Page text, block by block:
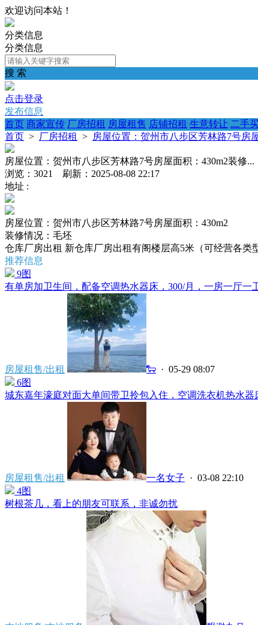
欢迎访问本站！
分类信息
分类信息
搜 索
点击登录
发布信息
首页 商家宣传 厂房招租 房屋租售 店铺招租 生意转让 二手
首页 > 厂房招租 > 房屋位置：贺州市八步区芳林路7号房
房屋位置：贺州市八步区芳林路7号房屋面积：430m2装修...
浏览：3021 刷新：2025-08-08 22:17
地址 :
房屋位置：贺州市八步区芳林路7号房屋面积：430m2
装修情况：毛坯
仓库厂房出租 新仓库厂房出租有阁楼层高5米（可经营各类
推荐信息
9图
有单房加卫生间，配备空调热水器床，300/月，一房一厅一
房屋租售/出租 🐑 · 05-29 08:07
6图
城东嘉年濠庭对面大单间带卫拎包入住，空调洗衣机热水器
房屋租售/出租 一名女子 · 03-08 22:10
4图
树根茶几，看上的朋友可联系，非诚勿扰